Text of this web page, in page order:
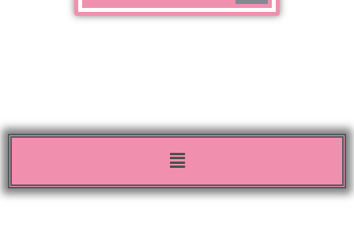
Menü